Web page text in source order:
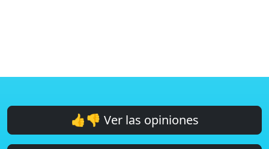
👍👎 Ver las opiniones